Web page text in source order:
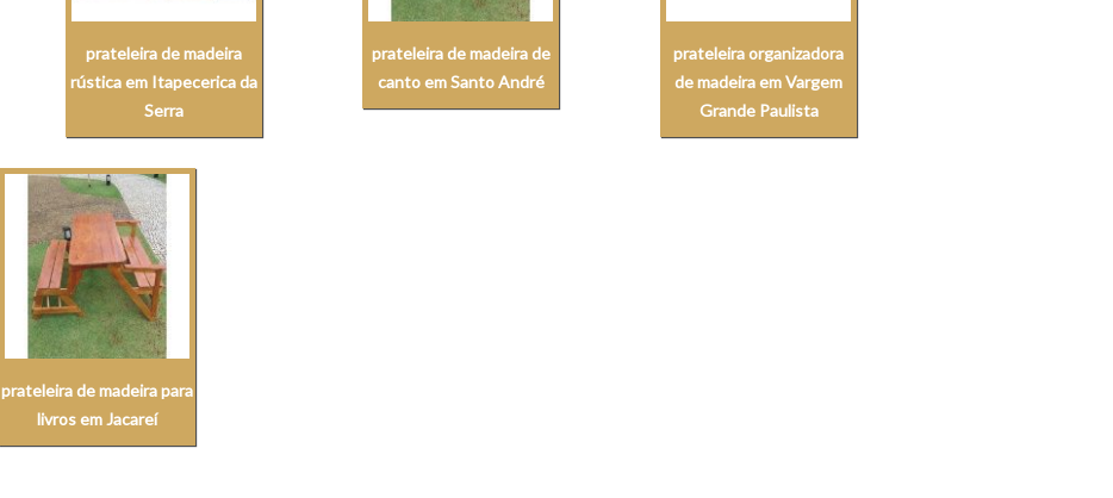
prateleira de madeira
rústica em Itapecerica da
Serra
prateleira de madeira de
canto em Santo André
prateleira organizadora
de madeira em Vargem
Grande Paulista
prateleira de madeira para
livros em Jacareí